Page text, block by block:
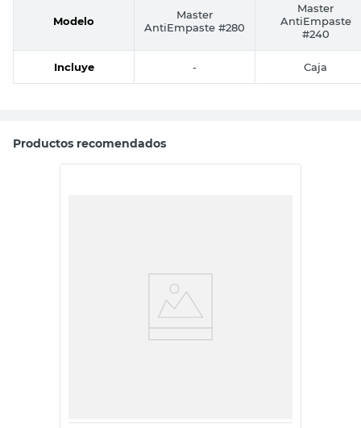
Modelo
Master
AntiEmpaste #280
Master
AntiEmpaste
#240
Incluye - Caja
Productos recomendados